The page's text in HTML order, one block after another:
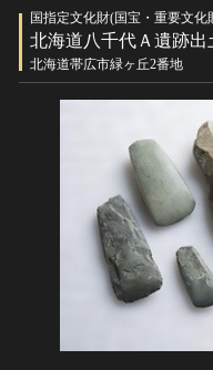
全国の美術館・博物館
世界遺産
動画で見る無形の文化財
文化遺産データベース
国指定文化財等データベー
国指定文化財(国宝・重要文化
北海道八千代Ａ遺跡出
北海道帯広市緑ヶ丘2番地